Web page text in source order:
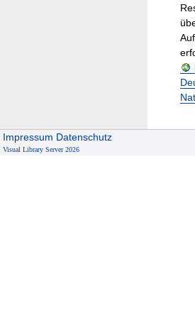
Impressum Datenschutz
Visual Library Server 2026